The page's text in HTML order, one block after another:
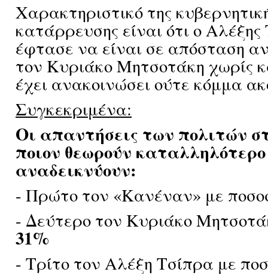
Χαρακτηριστικό της
κατάρρευσης είναι ότι ο
έφτασε να είναι σε απόσταση
τον Κυριάκο Μητσοτάκη χωρίς
έχει ανακοινώσει ούτε κόμμα
Συγκεκριμένα:
Οι απαντήσεις των πολιτών
ποιον θεωρούν
αναδεικνύουν:
- Πρώτο τον «Κανέναν» με
- Δεύτερο τον Κυριάκο
31%
- Τρίτο τον Αλέξη Τσίπρα με